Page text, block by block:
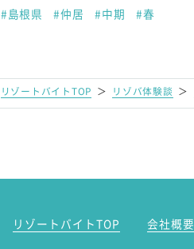
#島根県 #仲居 #中期 #春
リゾートバイトTOP ＞ リゾバ体験談 ＞
リゾートバイトTOP 会社概要